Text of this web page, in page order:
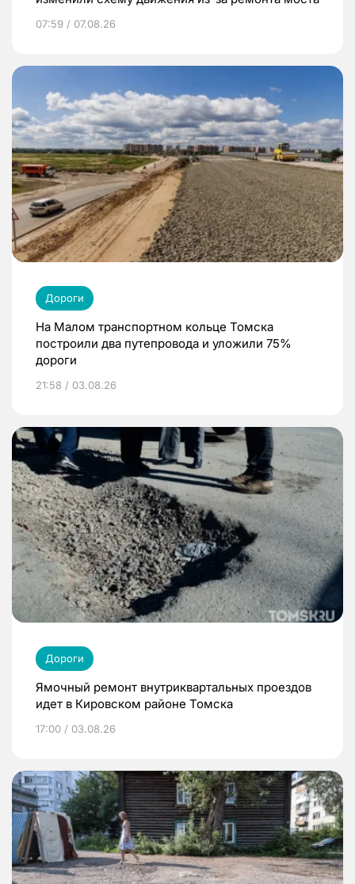
07:59 / 07.08.26
Дороги
На Малом транспортном кольце Томска
построили два путепровода и уложили 75%
дороги
21:58 / 03.08.26
Дороги
Ямочный ремонт внутриквартальных проездов
идет в Кировском районе Томска
17:00 / 03.08.26